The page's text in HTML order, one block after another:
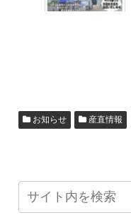
お知らせ 産直情報